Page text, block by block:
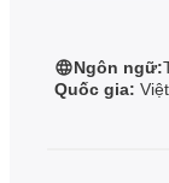
Ngôn ngữ:
Quốc gia: